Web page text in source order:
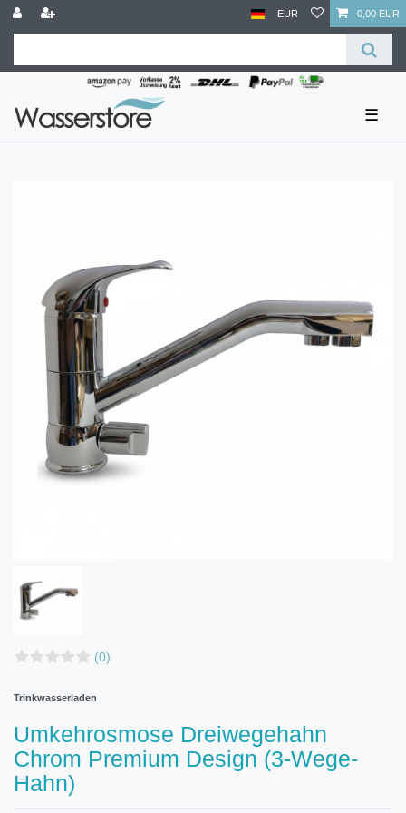
EUR 0,00 EUR
☰
(0)
Trinkwasserladen
Umkehrosmose Dreiwegehahn
Chrom Premium Design (3-Wege-
Hahn)